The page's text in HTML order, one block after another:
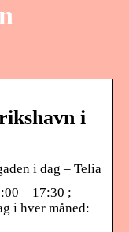
i
i dag – Telia
– 17:30 ;
i hver måned: